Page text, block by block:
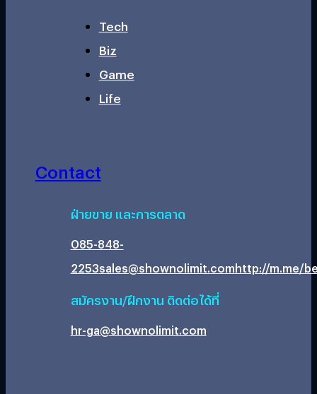
Tech
Biz
Game
Life
Contact
ฝ่ายขาย และการตลาด
085-848-
2253sales@shownolimit.comhttp://m.me/
สมัครงาน/ฝึกงาน ติดต่อได้ที่
hr-ga@shownolimit.com